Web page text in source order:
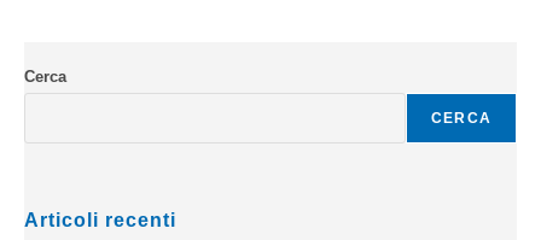
Cerca
CERCA
Articoli recenti